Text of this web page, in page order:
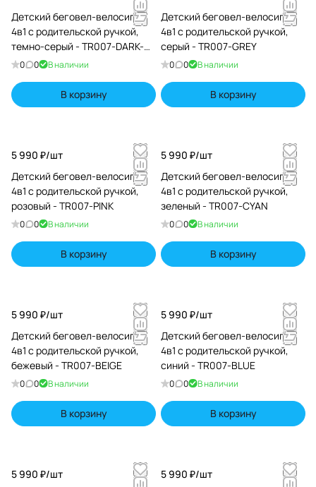
Детский беговел-велосипед
4в1 с родительской ручкой,
темно-серый - TR007-DARK-
GREY
0 0 В наличии
В корзину
Детский беговел-велосипед
4в1 с родительской ручкой,
серый - TR007-GREY
0 0 В наличии
В корзину
5 990 ₽/шт
Детский беговел-велосипед
4в1 с родительской ручкой,
розовый - TR007-PINK
0 0 В наличии
В корзину
5 990 ₽/шт
Детский беговел-велосипед
4в1 с родительской ручкой,
зеленый - TR007-CYAN
0 0 В наличии
В корзину
5 990 ₽/шт
Детский беговел-велосипед
4в1 с родительской ручкой,
бежевый - TR007-BEIGE
0 0 В наличии
В корзину
5 990 ₽/шт
Детский беговел-велосипед
4в1 с родительской ручкой,
синий - TR007-BLUE
0 0 В наличии
В корзину
5 990 ₽/шт
5 990 ₽/шт